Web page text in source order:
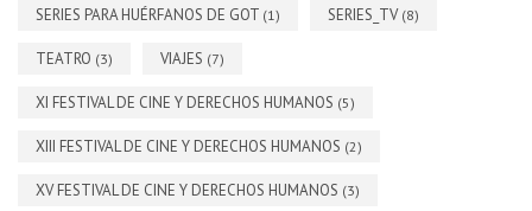
SERIES PARA HUÉRFANOS DE GOT (1) SERIES_TV (8)
TEATRO (3) VIAJES (7)
XI FESTIVAL DE CINE Y DERECHOS HUMANOS (5)
XIII FESTIVAL DE CINE Y DERECHOS HUMANOS (2)
XV FESTIVAL DE CINE Y DERECHOS HUMANOS (3)